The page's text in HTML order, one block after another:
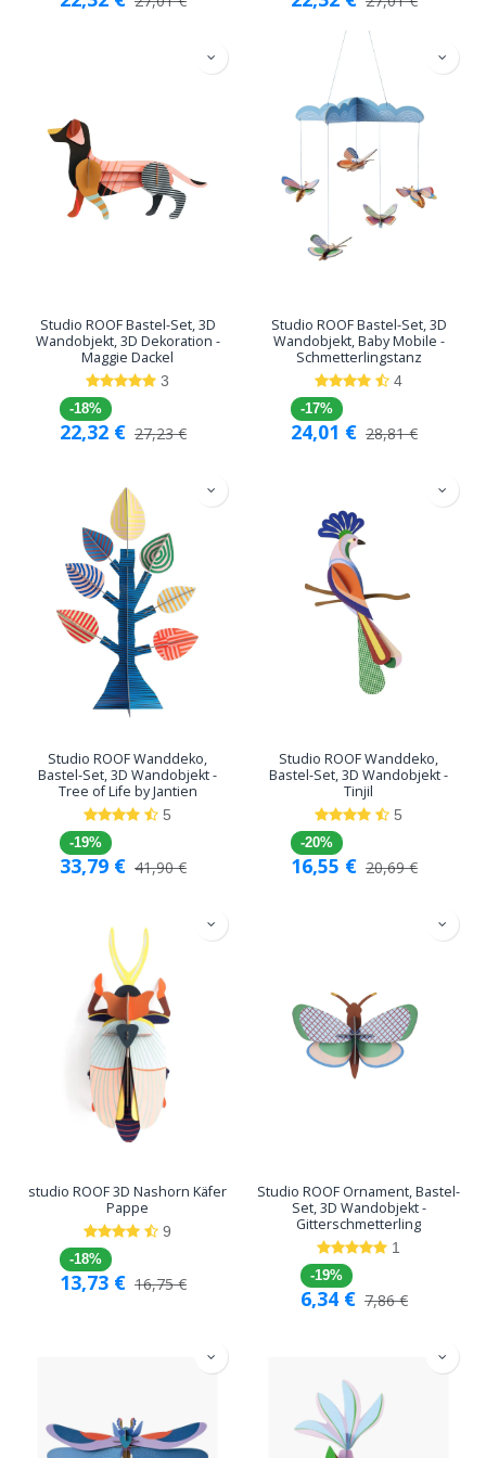
Studio ROOF Bastel-Set, 3D
Wandobjekt, 3D Dekoration -
Maggie Dackel
3
-18%
22,32 € 27,23€
Studio ROOF Bastel-Set, 3D
Wandobjekt, Baby Mobile -
Schmetterlingstanz
4
-17%
24,01 € 28,81€
Studio ROOF Wanddeko,
Bastel-Set, 3D Wandobjekt -
Tree of Life by Jantien
5
-19%
33,79 € 41,90€
Studio ROOF Wanddeko,
Bastel-Set, 3D Wandobjekt -
Tinjil
5
-20%
16,55 € 20,69€
studio ROOF 3D Nashorn Käfer
Pappe
9
-18%
13,73 € 16,75€
Studio ROOF Ornament, Bastel-
Set, 3D Wandobjekt -
Gitterschmetterling
1
-19%
6,34 € 7,86€